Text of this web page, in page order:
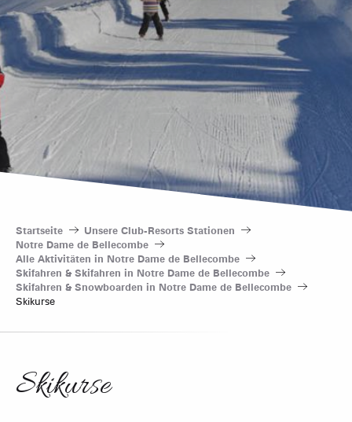
Startseite
Unsere Club-Resorts Stationen
Notre Dame de Bellecombe
Alle Aktivitäten in Notre Dame de Bellecombe
Skifahren & Skifahren in Notre Dame de Bellecombe
Skifahren & Snowboarden in Notre Dame de Bellecombe
Skikurse
Skikurse